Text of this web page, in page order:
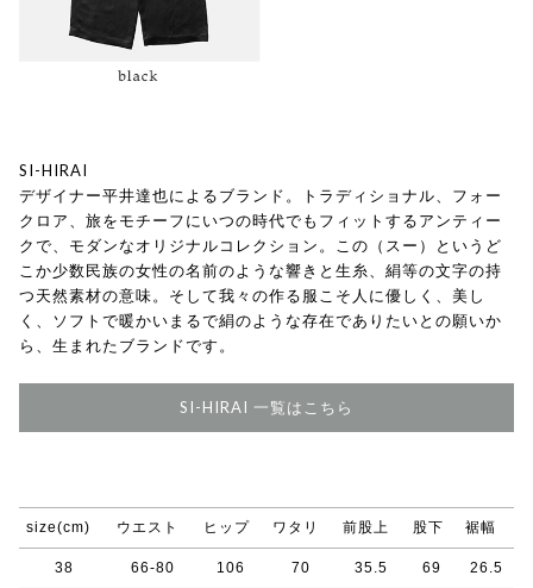
SI-HIRAI
デザイナー平井達也によるブランド。トラディショナル、フォー
クロア、旅をモチーフにいつの時代でもフィットするアンティー
クで、モダンなオリジナルコレクション。この（スー）というど
こか少数民族の女性の名前のような響きと生糸、絹等の文字の持
つ天然素材の意味。そして我々の作る服こそ人に優しく、美し
く、ソフトで暖かいまるで絹のような存在でありたいとの願いか
ら、生まれたブランドです。
SI-HIRAI 一覧はこちら
size(cm) ウエスト ヒップ ワタリ 前股上 股下 裾幅
38 66-80 106 70 35.5 69 26.5